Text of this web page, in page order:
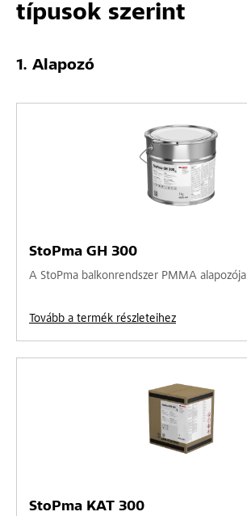
típusok szerint
Alapozó
StoPma GH 300
A StoPma balkonrendszer PMMA alapozója
Tovább a termék részleteihez
StoPma KAT 300